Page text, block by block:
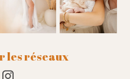
les réseaux